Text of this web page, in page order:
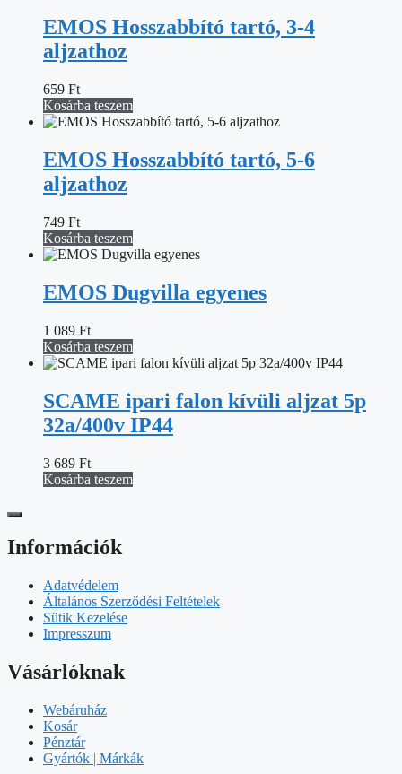
EMOS Hosszabbító tartó, 3-4
aljzathoz
659 Ft
Kosárba teszem
EMOS Hosszabbító tartó, 5-6
aljzathoz
749 Ft
Kosárba teszem
EMOS Dugvilla egyenes
1 089 Ft
Kosárba teszem
SCAME ipari falon kívüli aljzat 5p
32a/400v IP44
3 689 Ft
Kosárba teszem
Információk
Adatvédelem
Általános Szerződési Feltételek
Sütik Kezelése
Impresszum
Vásárlóknak
Webáruház
Kosár
Pénztár
Gyártók | Márkák